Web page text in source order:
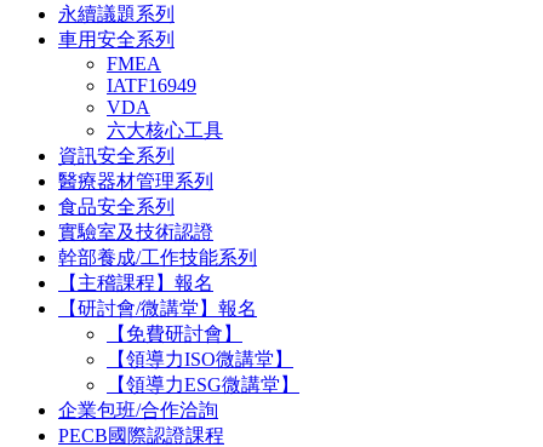
永續議題系列
車用安全系列
FMEA
IATF16949
VDA
六大核心工具
資訊安全系列
醫療器材管理系列
食品安全系列
實驗室及技術認證
幹部養成/工作技能系列
【主稽課程】報名
【研討會/微講堂】報名
【免費研討會】
【領導力ISO微講堂】
【領導力ESG微講堂】
企業包班/合作洽詢
PECB國際認證課程